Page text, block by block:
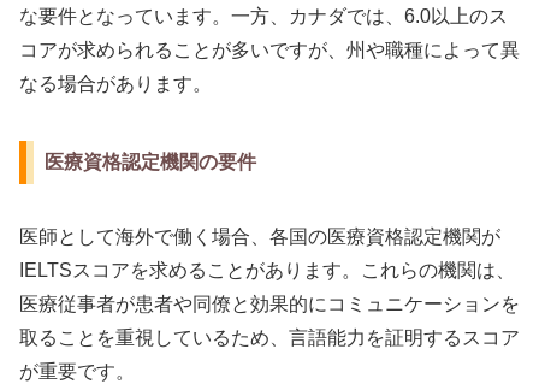
な要件となっています。一方、カナダでは、6.0以上のス
コアが求められることが多いですが、州や職種によって異
なる場合があります。
医療資格認定機関の要件
医師として海外で働く場合、各国の医療資格認定機関が
IELTSスコアを求めることがあります。これらの機関は、
医療従事者が患者や同僚と効果的にコミュニケーションを
取ることを重視しているため、言語能力を証明するスコア
が重要です。